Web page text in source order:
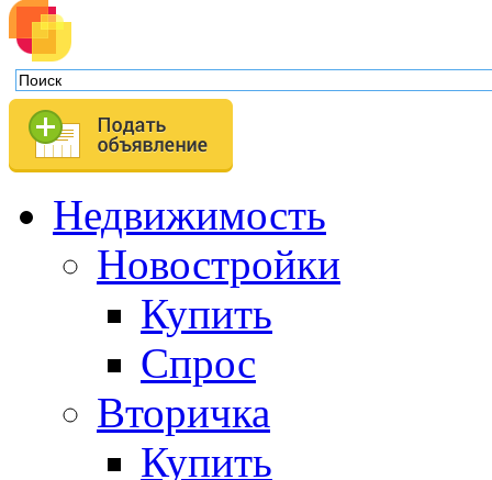
Недвижимость
Новостройки
Купить
Спрос
Вторичка
Купить